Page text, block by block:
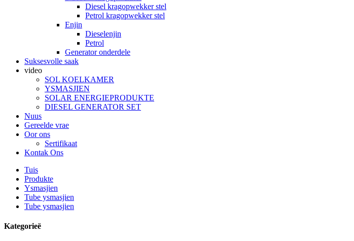
Diesel kragopwekker stel
Petrol kragopwekker stel
Enjin
Dieselenjin
Petrol
Generator onderdele
Suksesvolle saak
video
SOL KOELKAMER
YSMASJIEN
SOLAR ENERGIEPRODUKTE
DIESEL GENERATOR SET
Nuus
Gereelde vrae
Oor ons
Sertifikaat
Kontak Ons
Tuis
Produkte
Ysmasjien
Tube ysmasjien
Tube ysmasjien
Kategorieë